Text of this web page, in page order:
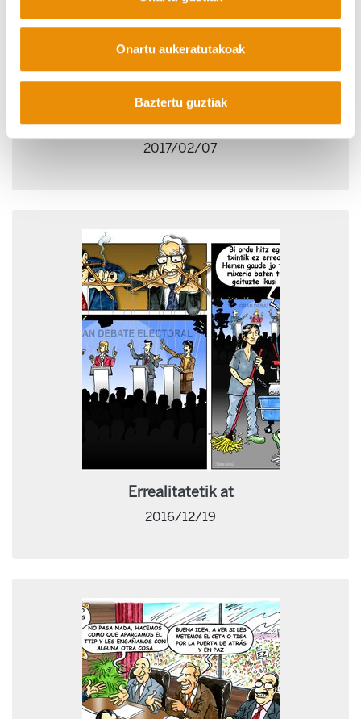
Onartu aukeratutakoak
Baztertu guztiak
Garaipenak ospatu
2017/02/07
Errealitatetik at
2016/12/19